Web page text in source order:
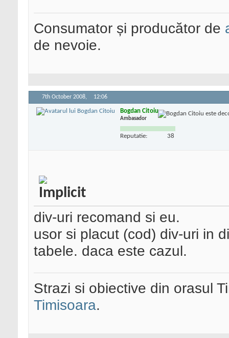
Consumator și producător de
de nevoie.
7th October 2008, 12:06
Bogdan Citoiu
Ambasador
Reputatie: 38
div-uri recomand si eu.
usor si placut (cod) div-uri in
tabele. daca este cazul.
Strazi si obiective din orasul
Timisoara.